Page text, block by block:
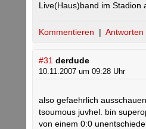
Live(Haus)band im Stadion
Kommentieren | Antworten
#31 derdude
10.11.2007 um 09:28 Uhr
also gefaehrlich
tsoumous juvhel. bin
von einem 0:0